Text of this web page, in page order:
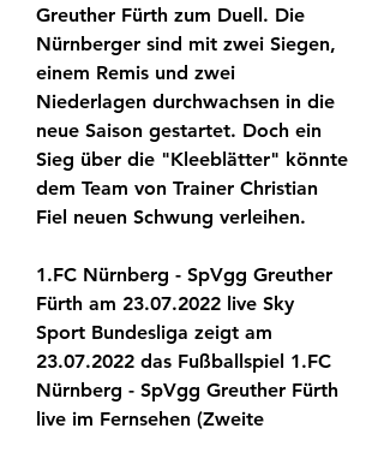
Greuther Fürth zum Duell. Die
Nürnberger sind mit zwei Siegen,
einem Remis und zwei
Niederlagen durchwachsen in die
neue Saison gestartet. Doch ein
Sieg über die "Kleeblätter" könnte
dem Team von Trainer Christian
Fiel neuen Schwung verleihen.
1.FC Nürnberg - SpVgg Greuther
Fürth am 23.07.2022 live Sky
Sport Bundesliga zeigt am
23.07.2022 das Fußballspiel 1.FC
Nürnberg - SpVgg Greuther Fürth
live im Fernsehen (Zweite